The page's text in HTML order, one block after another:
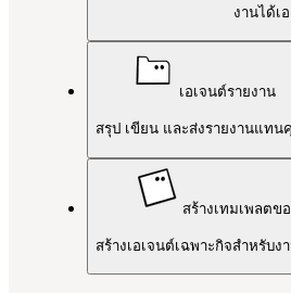
งานได้เ
เอเจนต์รายงาน
สรุป เขียน และส่งรายงานแท
สร้างเทมเพลตข
สร้างเอเจนต์เฉพาะกิจสำหรับ